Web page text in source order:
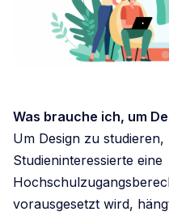
Was brauche ich, um
Um Design zu
Studieninteressierte eine
vorausgesetzt wird,